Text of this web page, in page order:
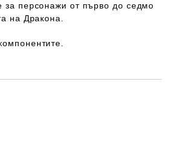
за персонажи от първо до седмо
на Дракона.